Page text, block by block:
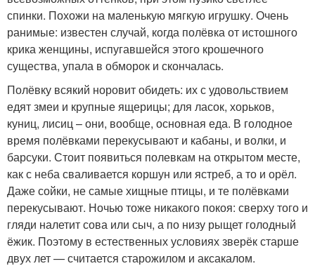
спинки. Похожи на маленькую мягкую игрушку. Очень
ранимые: известен случай, когда полёвка от истошного
крика женщины, испугавшейся этого крошечного
существа, упала в обморок и скончалась.
Полёвку всякий норовит обидеть: их с удовольствием
едят змеи и крупные ящерицы; для ласок, хорьков,
куниц, лисиц – они, вообще, основная еда. В голодное
время полёвками перекусывают и кабаны, и волки, и
барсуки. Стоит появиться полевкам на открытом месте,
как с неба сваливается коршун или ястреб, а то и орёл.
Даже сойки, не самые хищные птицы, и те полёвками
перекусывают. Ночью тоже никакого покоя: сверху того и
гляди налетит сова или сыч, а по низу рыщет голодный
ёжик. Поэтому в естественных условиях зверёк старше
двух лет — считается старожилом и аксакалом.